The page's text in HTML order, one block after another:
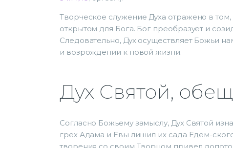
Творческое служение Духа отражено в
открытом для Бога. Бог преобразует и
Следовательно, Дух осуществляет Божьи
и возрождении к новой жизни.
Дух Святой,
Согласно Божьему замыслу, Дух Святой
грех Адама и Евы лишил их сада Едем-
творения со своим Творцом привел